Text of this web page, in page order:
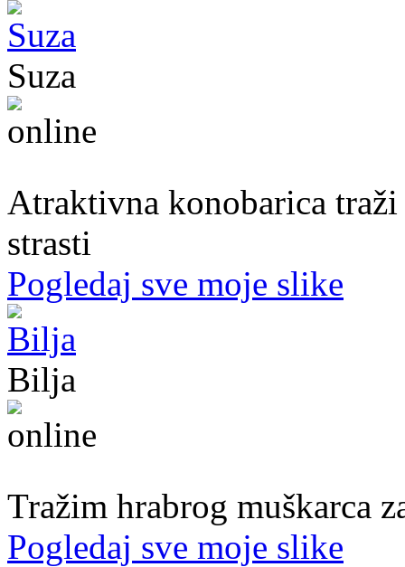
Suza
Atraktivna konobarica
strasti
Pogledaj sve moje slike
Bilja
Tražim hrabrog muškarca
Pogledaj sve moje slike